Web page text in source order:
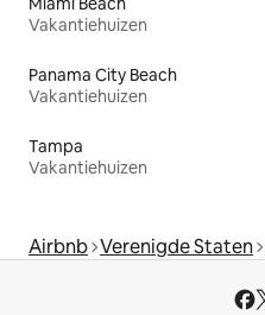
Vakantiehuizen
Panama City Beach
Vakantiehuizen
Tampa
Vakantiehuizen
Airbnb Verenigde Staten